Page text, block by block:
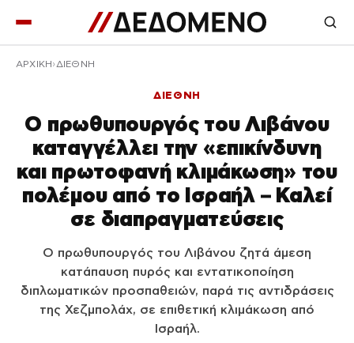
ΑΡΧΙΚΉ ΔΙΕΘΝΗ
ΔΙΕΘΝΗ
Ο πρωθυπουργός του Λιβάνου
καταγγέλλει την «επικίνδυνη
και πρωτοφανή κλιμάκωση» του
πολέμου από το Ισραήλ – Καλεί
σε διαπραγματεύσεις
Ο πρωθυπουργός του Λιβάνου ζητά άμεση
κατάπαυση πυρός και εντατικοποίηση
διπλωματικών προσπαθειών, παρά τις αντιδράσεις
της Χεζμπολάχ, σε επιθετική κλιμάκωση από
Ισραήλ.